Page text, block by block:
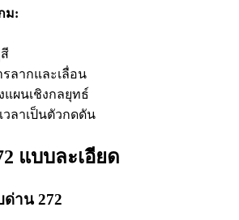
ม:
ลากและเลื่อน
แผนเชิงกลยุทธ์
วลาเป็นตัวกดดัน
แบบละเอียด
าน 272